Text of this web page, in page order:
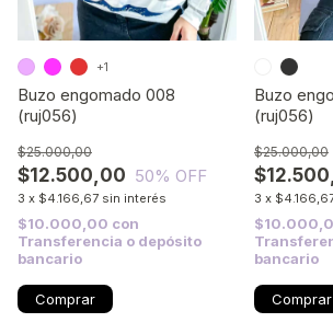
Buzo engomado 008
(ruj056)
$12.500,00
$25.000,00
50% OFF
3 x $4.166,67 sin interés
$10.000,00 con
Transferencia o depósito
bancario
+1
Comprar
Buzo
(ruj056)
$25.000,00
3 x
bancario
Comprar